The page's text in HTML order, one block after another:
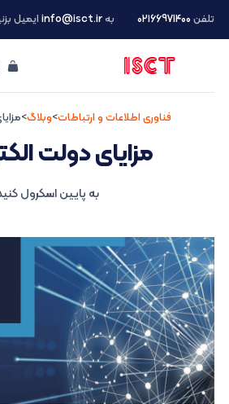
تلفن ۰۲۱66971400 بهinfo@isct.irایمیل
فناوری اطلاعات و ارتباطات>وبلاگ>
مزایای دولت
به پایین اسکرول